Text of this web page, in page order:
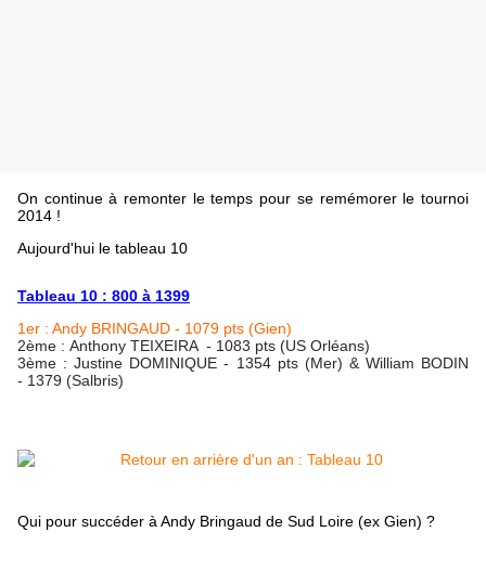
On continue à remonter le temps pour se remémorer le tournoi
2014 !
Aujourd'hui le tableau 10
Tableau 10 : 800 à 1399
1er : Andy BRINGAUD - 1079 pts (Gien)
2ème : Anthony TEIXEIRA - 1083 pts (US Orléans)
3ème : Justine DOMINIQUE - 1354 pts (Mer) & William BODIN
- 1379 (Salbris)
Qui pour succéder à Andy Bringaud de Sud Loire (ex Gien) ?